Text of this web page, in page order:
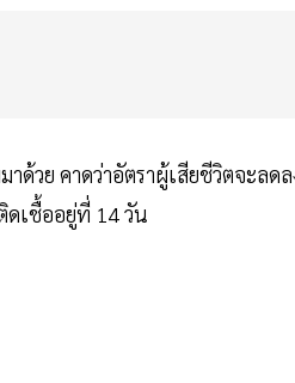
ด้วย คาดว่าอัตราผู้เสียชีวิตจะลด
ดเชื้ออยู่ที่ 14 วัน